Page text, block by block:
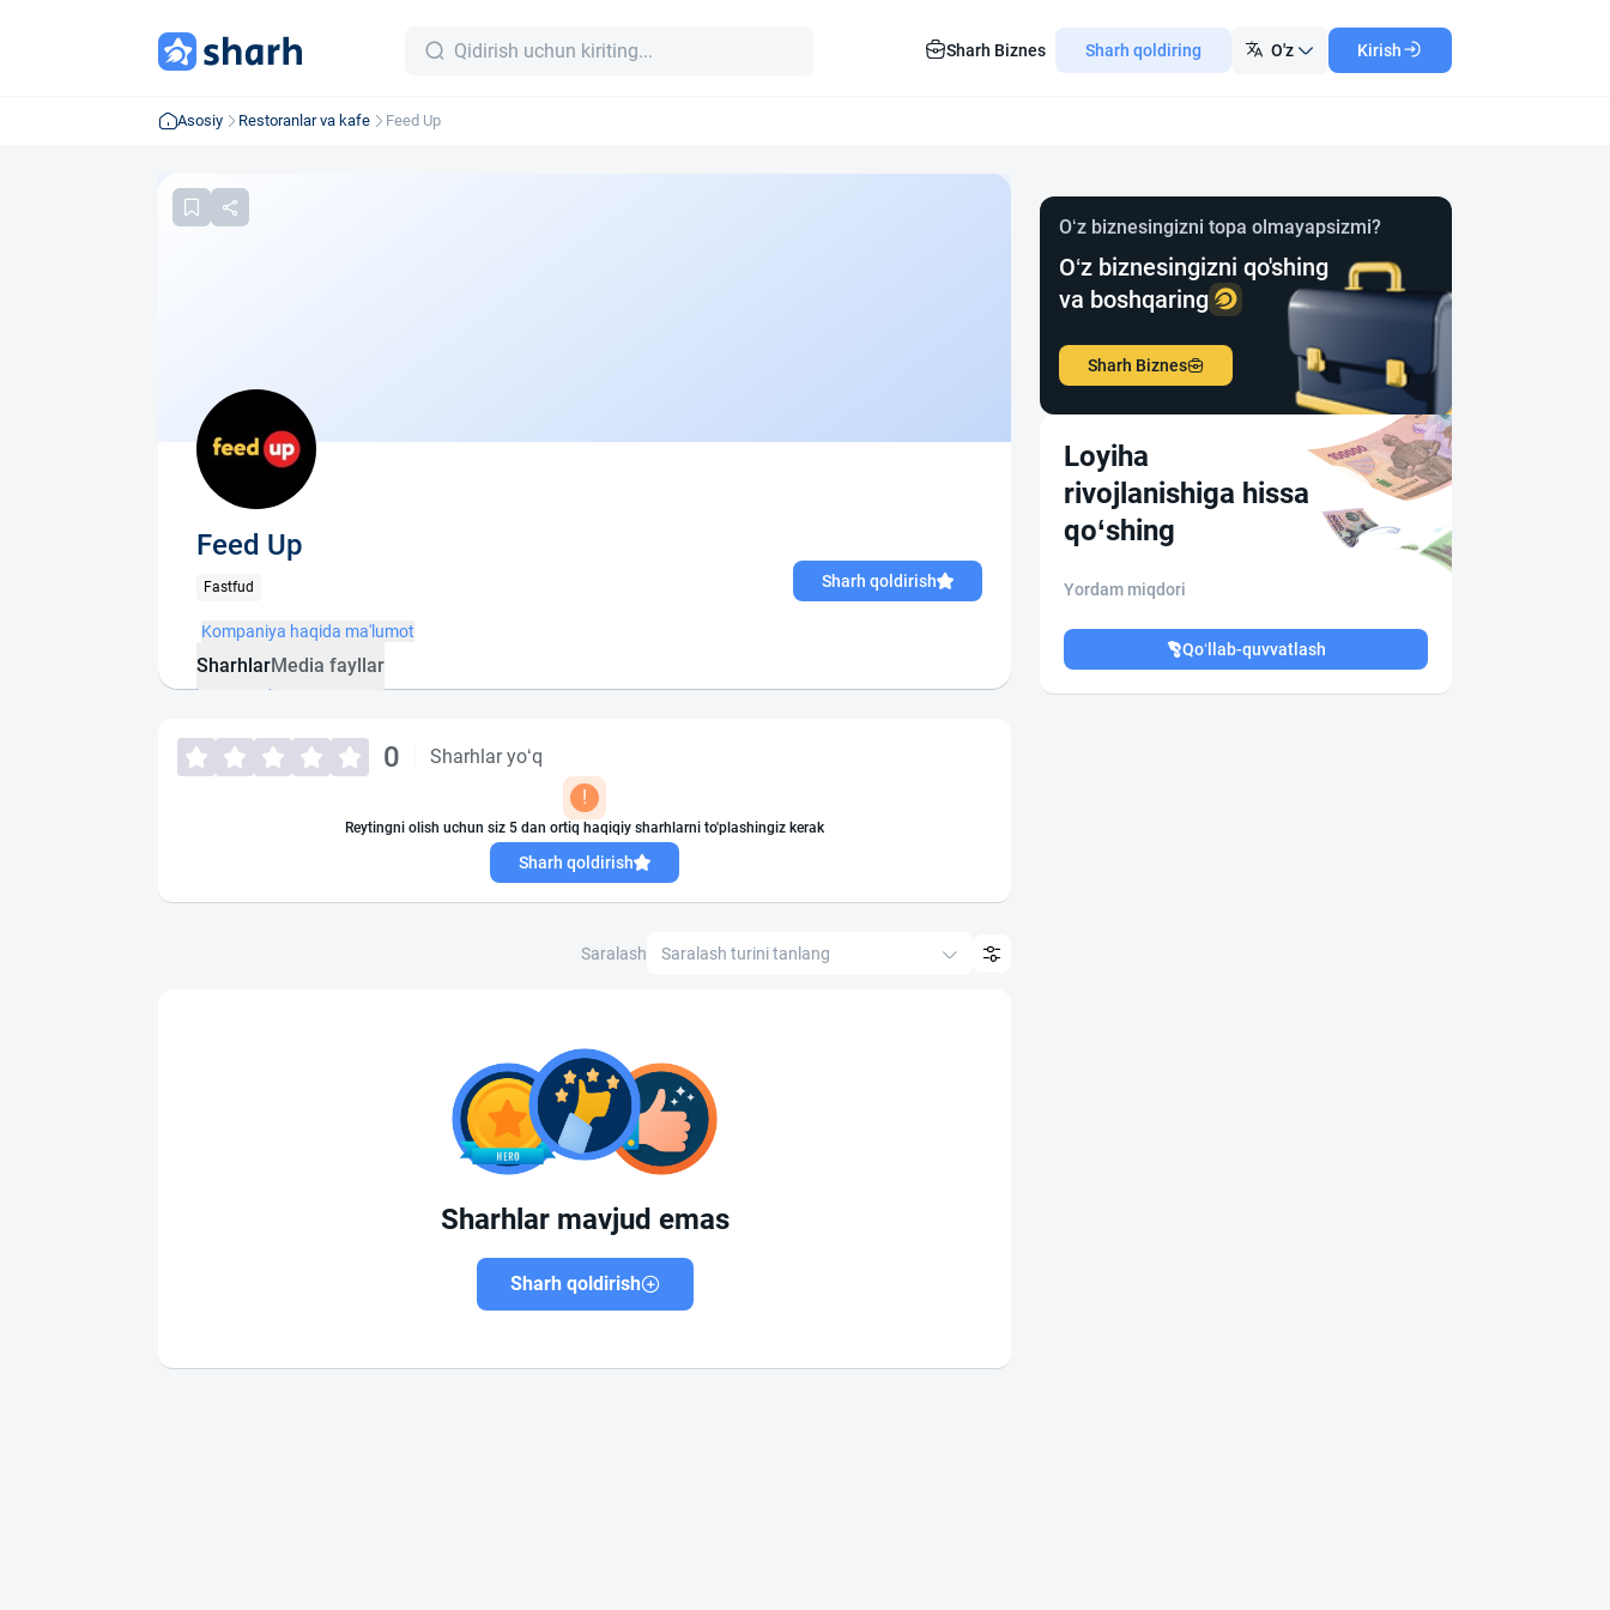
Sharh Biznes Sharh qoldiring O'z Kirish
Asosiy Restoranlar va kafe Feed Up
Feed Up
Fastfud Sharh qoldirish
Kompaniya haqida ma'lumot
SharhlarMedia fayllar
0
Sharhlar yo‘q
!
Reytingni olish uchun siz 5 dan ortiq haqiqiy sharhlarni to'plashingiz kerak
Sharh qoldirish
Saralash Saralash turini tanlang
Sharhlar mavjud emas
Sharh qoldirish
O‘z biznesingizni topa olmayapsizmi?
O‘z biznesingizni qo'shing
va boshqaring
Sharh Biznes
Loyiha
rivojlanishiga hissa
qo‘shing
Yordam miqdori
Qo‘llab-quvvatlash